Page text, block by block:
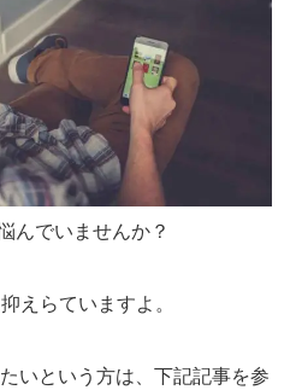
んでいませんか？
えらていますよ。
いという方は、下記記事を参